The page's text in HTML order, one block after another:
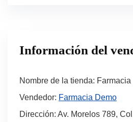
Información del
Nombre de la tienda:
Vendedor: Farmacia Demo
Dirección: Av. Morelos 789,